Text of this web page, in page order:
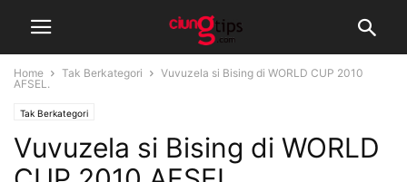
Home Tak Berkategori
Vuvuzela si Bising di WORLD CUP 2010
AFSEL.
Tak Berkategori
Vuvuzela si Bising di WORLD